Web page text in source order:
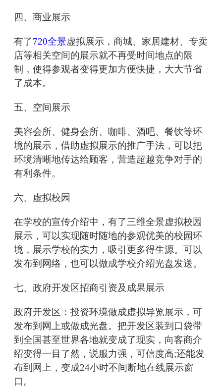
四、商业展示
有了720全景虚拟展示，商城、家居建材、专卖
店等相关空间的展示就不再受时间地点的限
制，使得参观者变得更加方便快捷，大大节省
了成本。
五、空间展示
美容会所、健身会所、咖啡、酒吧、餐饮等环
境的展示，借助虚拟展示的推广手法，可以把
环境清晰地传达给顾客，营造超越竞争对手的
有利条件。
六、虚拟校园
在学校的宣传介绍中，有了三维全景虚拟校园
展示，可以实现随时随地的参观优美的校园环
境，展示学校的实力，吸引更多得生源。可以
发布到网络，也可以做成学校介绍光盘发送。
七、政府开发区招商引资及成果展示
政府开发区：投资环境做成虚拟导览展示，可
发布到网上或做成光盘。把开发区装到口袋带
到全国甚至世界各地就变成了现实，向客商介
绍变得一目了然，说服力强，可信度高;还能发
布到网上，变成24小时不间断地在线展示窗
口。